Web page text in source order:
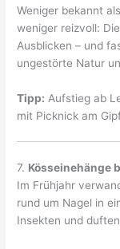
Weniger bekannt
weniger reizvoll:
Ausblicken – und
ungestörte Natur
Tipp: Aufstieg ab
mit Picknick am
7. Kösseinehänge
Im Frühjahr
rund um Nagel in
Insekten und